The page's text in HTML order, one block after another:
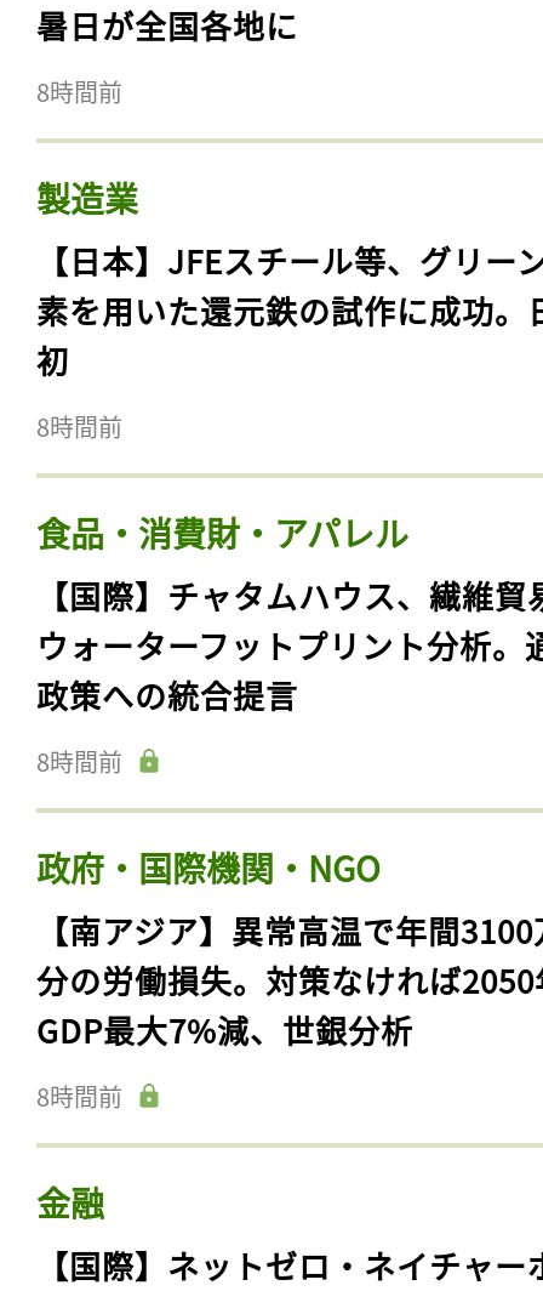
暑日が全国各地に
8時間前
製造業
【日本】JFEスチール等、グリー
素を用いた還元鉄の試作に成功。
初
8時間前
食品・消費財・アパレル
【国際】チャタムハウス、繊維貿
ウォーターフットプリント分析。
政策への統合提言
8時間前
政府・国際機関・NGO
【南アジア】異常高温で年間
分の労働損失。対策なければ
GDP最大7%減、世銀分析
8時間前
金融
【国際】ネットゼロ・ネイチャー